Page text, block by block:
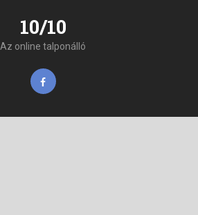
10/10
Az online talponálló